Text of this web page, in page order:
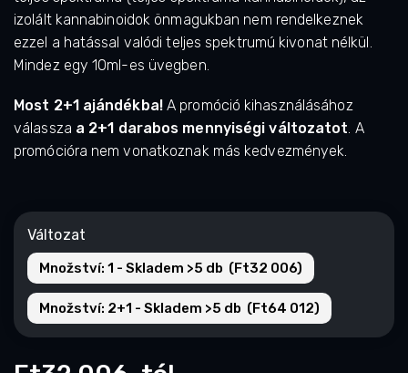
Változat
Množství: 1 - Skladem >5 db (Ft32 006)
Množství: 2+1 - Skladem >5 db (Ft64 012)
izolált kannabinoidok önmagukban nem rendelkeznek
ezzel a hatással valódi teljes spektrumú kivonat nélkül.
Mindez egy 10ml-es üvegben.
Most 2+1 ajándékba! A promóció kihasználásához
válassza a 2+1 darabos mennyiségi változatot. A
promócióra nem vonatkoznak más kedvezmények.